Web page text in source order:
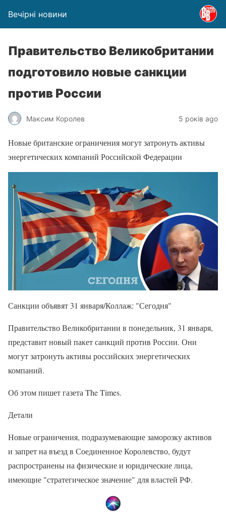
Вечірні новини
Правительство Великобритании
подготовило новые санкции
против России
Максим Королев 5 років ago
Новые британские ограничения могут затронуть активы
энергетических компаний Российской Федерации
Санкции объявят 31 января/Коллаж: "Сегодня"
Правительство Великобритании в понедельник, 31 января,
представит новый пакет санкций против России. Они
могут затронуть активы российских энергетических
компаний.
Об этом пишет газета The Times.
Детали
Новые ограничения, подразумевающие заморозку активов
и запрет на въезд в Соединенное Королевство, будут
распространены на физические и юридические лица,
имеющие "стратегическое значение" для властей РФ.